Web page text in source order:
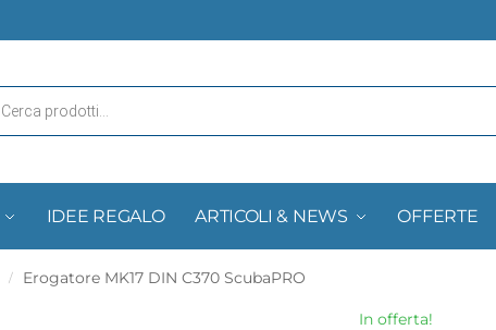
IDEE REGALO ARTICOLI & NEWS OFFERTE
/ Erogatore MK17 DIN C370 ScubaPRO
In offerta!